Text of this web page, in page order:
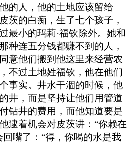
的人，他的土地应该留给
茨的白痴，生了七个孩子，
最小的玛莉·福钦除外。她和
种连五分钱都赚不到的人，
意他们搬到他这里来经营农
不过土地姓福钦，他在他们
事实。井水干涸的时候，他
井，而是坚持让他们用管道
钻井的费用，而他知道要是
逮着机会对皮茨讲：“你赖在
嘴了：“得，你喝的水是我